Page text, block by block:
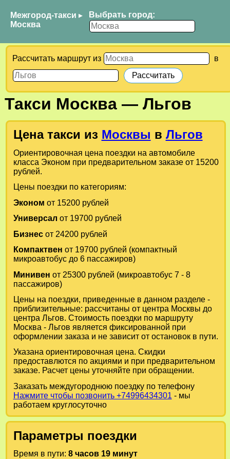
Межгород-такси ▸
Москва
Выбрать город:
Рассчитать маршрут из в
Такси Москва— Льгов
Цена такси из Москвы в Льгов
Ориентировочная цена поездки на автомобиле
класса Эконом при предварительном заказе от 15200
рублей.
Цены поездки по категориям:
Эконом от 15200 рублей
Универсал от 19700 рублей
Бизнесот 24200 рублей
Компактвен от 19700 рублей (компактный
микроавтобус до 6 пассажиров)
Минивен от 25300 рублей (микроавтобус 7 - 8
пассажиров)
Цены на поездки, приведенные в данном разделе -
приблизительные: рассчитаны от центра Москвы до
центра Льгов. Стоимость поездки по маршруту
Москва - Льгов является фиксированной при
оформлении заказа и не зависит от остановок в пути.
Указана ориентировочная цена. Скидки
предоставлются по акциями и при предварительном
заказе. Расчет цены уточняйте при обращении.
Заказать междугороднюю поездку по телефону
Нажмите чтобы позвонить +74996434301 - мы
работаем круглосуточно
Параметры поездки
Время в пути: 8 часов 19 минут